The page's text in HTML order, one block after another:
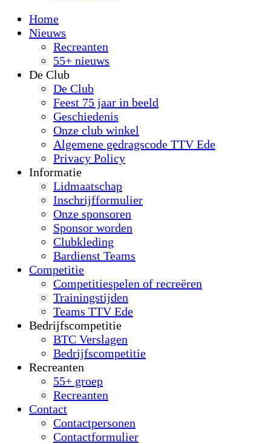
Home
Nieuws
Recreanten
55+ nieuws
De Club
De Club
Feest 75 jaar in beeld
Geschiedenis
Onze club winkel
Algemene gedragscode TTV Ede
Privacy Policy
Informatie
Lidmaatschap
Inschrijfformulier
Onze sponsoren
Sponsor worden
Clubkleding
Bardienst Teams
Competitie
Competitiespelen of recreëren
Trainingstijden
Teams TTV Ede
Bedrijfscompetitie
BTC Verslagen
Bedrijfscompetitie
Recreanten
55+ groep
Recreanten
Contact
Contactpersonen
Contactformulier